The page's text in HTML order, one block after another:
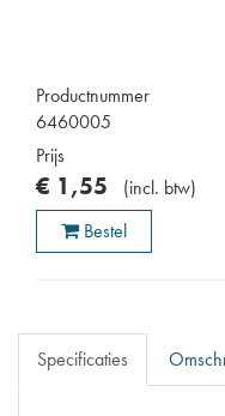
Productnummer
6460005
Prijs
€ 1,55 (incl. btw)
Bestel
Specificaties